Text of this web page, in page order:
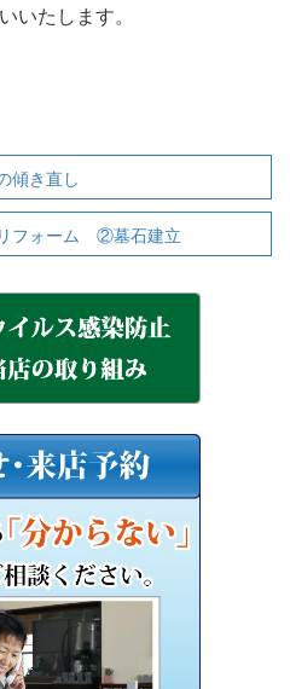
いたします。
傾き直し
フォーム ②墓石建立